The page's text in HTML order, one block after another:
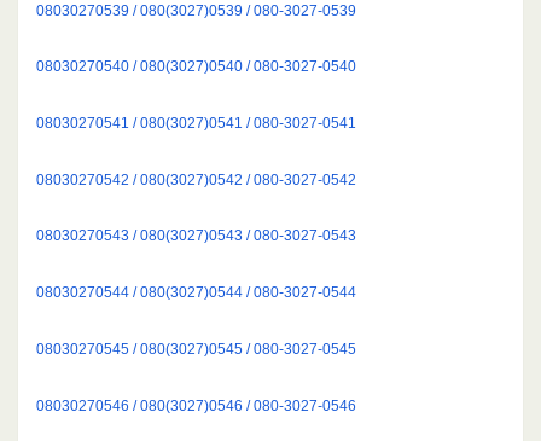
08030270539 / 080(3027)0539 / 080-3027-0539
08030270540 / 080(3027)0540 / 080-3027-0540
08030270541 / 080(3027)0541 / 080-3027-0541
08030270542 / 080(3027)0542 / 080-3027-0542
08030270543 / 080(3027)0543 / 080-3027-0543
08030270544 / 080(3027)0544 / 080-3027-0544
08030270545 / 080(3027)0545 / 080-3027-0545
08030270546 / 080(3027)0546 / 080-3027-0546